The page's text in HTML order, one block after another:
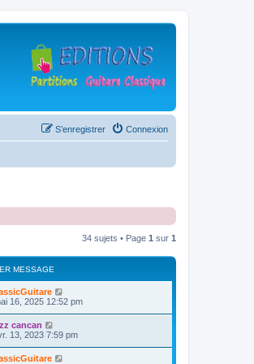
Connexion
S’enregistrer
34 sujets • Page 1 sur 1
MESSAGE
16, 2025 12:52 pm
cancan
13, 2023 7:59 pm